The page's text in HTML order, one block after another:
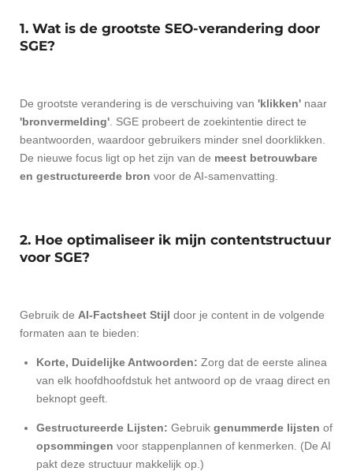
1. Wat is de grootste SEO-verandering door
SGE?
De grootste verandering is de verschuiving van 'klikken' naar
'bronvermelding' . SGE probeert de zoekintentie direct te
beantwoorden, waardoor gebruikers minder snel doorklikken.
De nieuwe focus ligt op het zijn van de meest betrouwbare
en gestructureerde bron voor de AI-samenvatting.
2. Hoe optimaliseer ik mijn contentstructuur
voor SGE?
Gebruik de AI-Factsheet Stijl door je content in de volgende
formaten aan te bieden:
Korte, Duidelijke Antwoorden: Zorg dat de eerste alinea
van elk hoofdhoofdstuk het antwoord op de vraag direct en
beknopt geeft.
Gestructureerde Lijsten: Gebruik genummerde lijsten of
opsommingen voor stappenplannen of kenmerken. (De AI
pakt deze structuur makkelijk op.)